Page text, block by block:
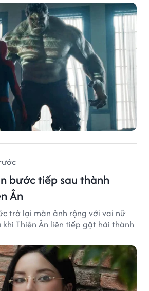
bước tiếp sau thành
Ân
trở lại màn ảnh rộng với vai nữ
khi Thiên Ân liên tiếp gặt hái thành